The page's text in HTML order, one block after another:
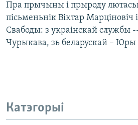
Пра прычыны і прыроду
пісьменьнік Віктар Марціновіч
Свабоды: з украінскай службы
Чурыкава, зь беларускай – Юры
Катэгорыі